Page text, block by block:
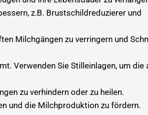
z.B. Brustschildreduzierer und
Milchgängen zu verringern und
. Verwenden Sie Stilleinlagen, um die
zu verhindern oder zu heilen.
und die Milchproduktion zu fördern.